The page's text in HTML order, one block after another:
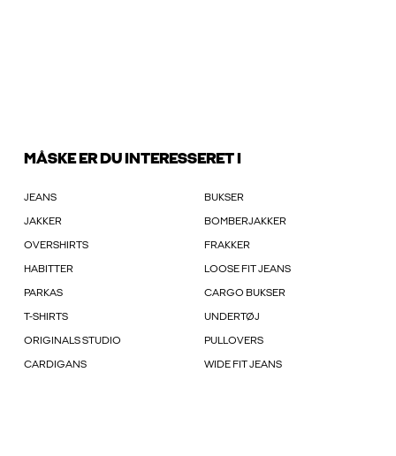
MÅSKE ER DU INTERESSERET I
JEANS BUKSER
JAKKER BOMBERJAKKER
OVERSHIRTS FRAKKER
HABITTER LOOSE FIT JEANS
PARKAS CARGO BUKSER
T-SHIRTS UNDERTØJ
ORIGINALS STUDIO PULLOVERS
CARDIGANS WIDE FIT JEANS